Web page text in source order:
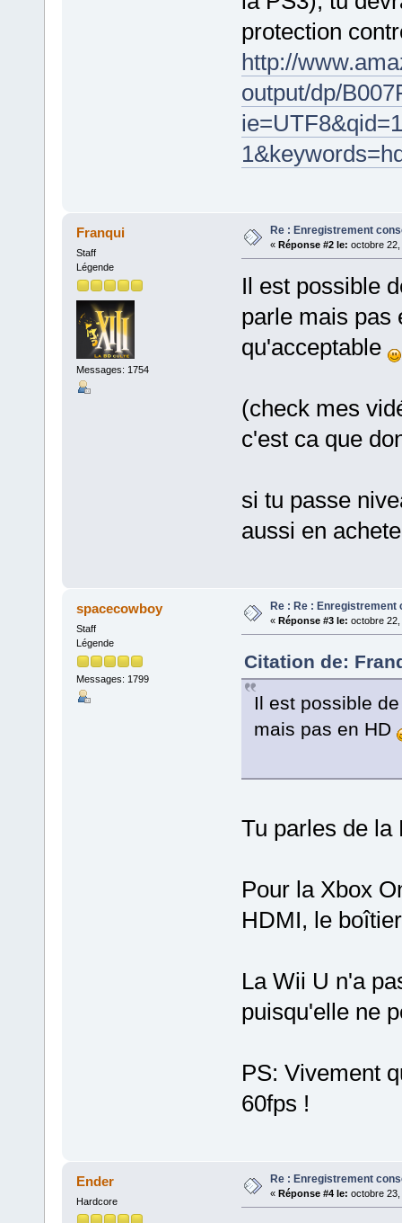
protection
http://
output/dp/
Franqui
Staff
Légende
Messages: 1754
Re : Enregistrement
« Réponse #2 le: octobre
Il est possible
parle mais pas
qu'acceptable
(check mes
c'est ca que
si tu passe
aussi en
spacecowboy
Staff
Légende
Messages: 1799
Re : Re : Enregistrement
« Réponse #3 le: octobre
Citation de:
Il est possible
mais pas en HD
Tu parles de la
Pour la Xbox
HDMI, le
La Wii U n'a
puisqu'elle ne
PS: Vivement
60fps !
Ender
Hardcore
Re : Enregistrement
« Réponse #4 le: octobre